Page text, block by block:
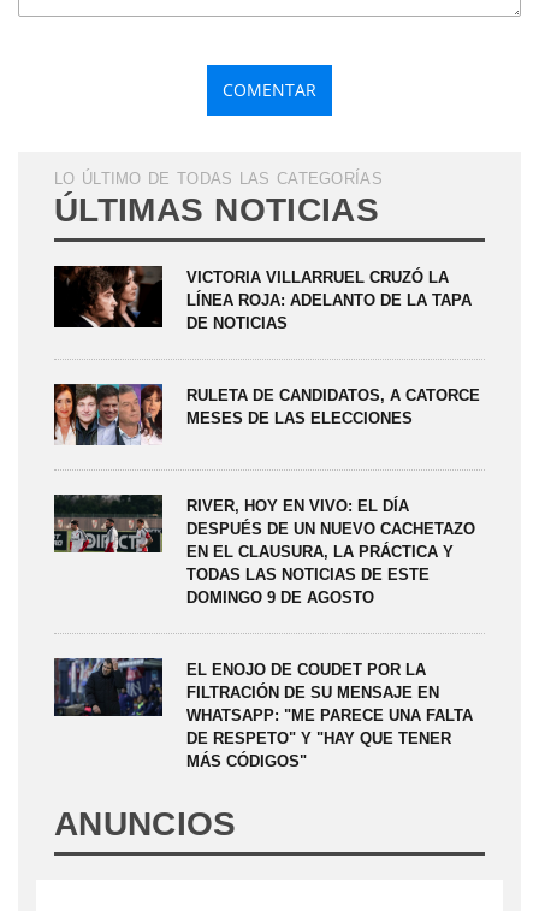
LO ÚLTIMO DE TODAS LAS CATEGORÍAS
ÚLTIMAS NOTICIAS
VICTORIA VILLARRUEL CRUZÓ LA
LÍNEA ROJA: ADELANTO DE LA TAPA
DE NOTICIAS
RULETA DE CANDIDATOS, A CATORCE
MESES DE LAS ELECCIONES
RIVER, HOY EN VIVO: EL DÍA
DESPUÉS DE UN NUEVO CACHETAZO
EN EL CLAUSURA, LA PRÁCTICA Y
TODAS LAS NOTICIAS DE ESTE
DOMINGO 9 DE AGOSTO
EL ENOJO DE COUDET POR LA
FILTRACIÓN DE SU MENSAJE EN
WHATSAPP: "ME PARECE UNA FALTA
DE RESPETO" Y "HAY QUE TENER
MÁS CÓDIGOS"
ANUNCIOS